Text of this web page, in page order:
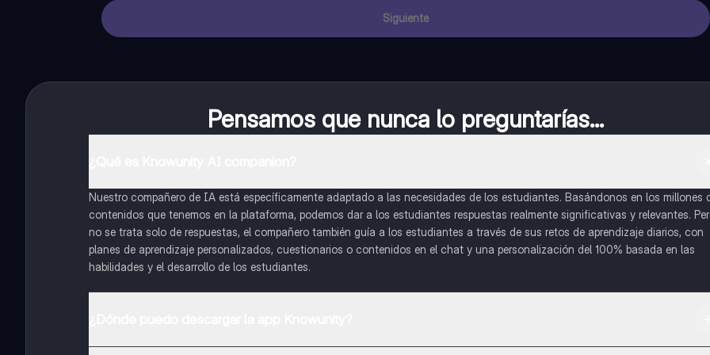
Siguiente
Pensamos que nunca lo preguntarías...
Nuestro compañero de IA está específicamente adaptado a las necesidades de los estudiantes. Basándonos en los millones
contenidos que tenemos en la plataforma, podemos dar a los estudiantes respuestas realmente significativas y relevantes.
no se trata solo de respuestas, el compañero también guía a los estudiantes a través de sus retos de aprendizaje diarios, con
planes de aprendizaje personalizados, cuestionarios o contenidos en el chat y una personalización del 100% basada en las
habilidades y el desarrollo de los estudiantes.